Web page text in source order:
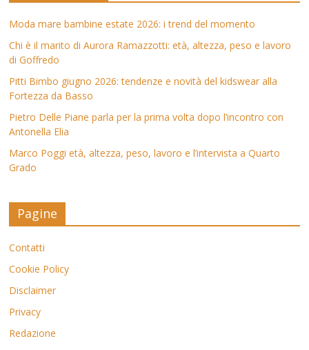
Moda mare bambine estate 2026: i trend del momento
Chi è il marito di Aurora Ramazzotti: età, altezza, peso e lavoro
di Goffredo
Pitti Bimbo giugno 2026: tendenze e novità del kidswear alla
Fortezza da Basso
Pietro Delle Piane parla per la prima volta dopo l’incontro con
Antonella Elia
Marco Poggi età, altezza, peso, lavoro e l’intervista a Quarto
Grado
Pagine
Contatti
Cookie Policy
Disclaimer
Privacy
Redazione